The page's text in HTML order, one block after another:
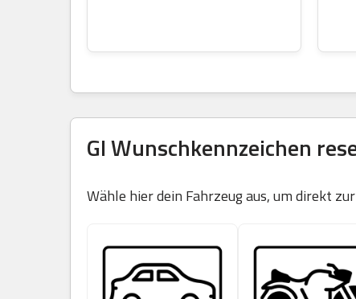
GI Wunschkennzeichen
Wähle hier dein Fahrzeug aus, um direkt